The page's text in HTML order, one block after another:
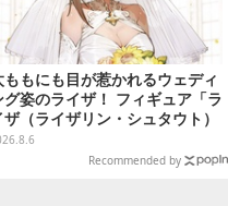
ももにも目が惹かれるウェディ
グ姿のライザ！ フィギュア「ラ
ザ（ライザリン・シュタウト）
ェディングStyle」が8月7日よ
り予約受付開始Recommended by